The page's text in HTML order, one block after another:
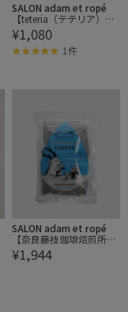
SALON adam et ropé
【teteria（テテリア）】
ASSAM ORTHDOX TB12P
¥1,080
1件
SALON adam et ropé
【奈良藤枝珈琲焙煎所】
水出し珈琲
¥1,944